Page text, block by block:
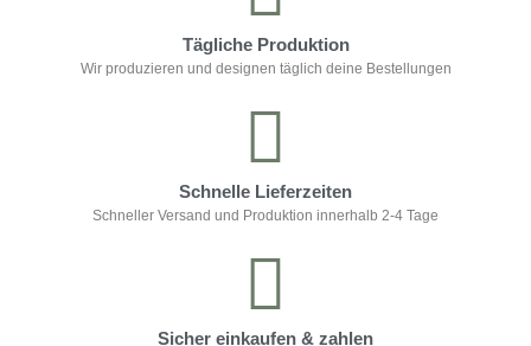
Tägliche Produktion
Wir produzieren und designen täglich deine Bestellungen
Schnelle Lieferzeiten
Schneller Versand und Produktion innerhalb 2-4 Tage
Sicher einkaufen & zahlen